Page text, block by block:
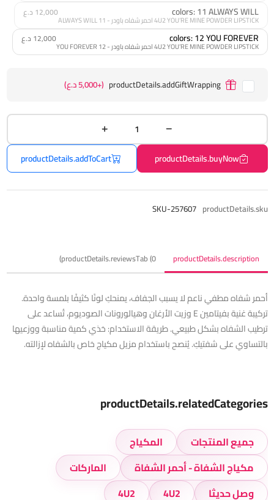
colors: 11 ALWAYS WILL
4U2 YOU’RE MINE POWDER LIPSTICK احمر شفاه باودر - 11 ALWAYS WILL
12,000 د.ع
colors: 12 YOU FOREVER
4U2 YOU’RE MINE POWDER LIPSTICK احمر شفاه باودر - 12 YOU FOREVER
12,000 د.ع
productDetails.addGiftWrapping (+5,000 د.ع)
productDetails.buyNow
productDetails.addToCart
productDetails.sku
SKU-257607
productDetails.description
productDetails.reviewsTab (0)
أحمر شفاه مطفي ناعم لا يسبب الجفاف، يمنحكِ لونًا كثيفًا بلمسة واحدة.
تركيبة غنية بفيتامين E وزيت الأرغان وهيالورونات الصوديوم، تُساعد على
ترطيب الشفاه بشكل طبيعي. طريقة الاستخدام: خذي كمية مناسبة ووزعيها
بالتساوي على شفتيكِ. يُنصح باستخدام مزيل مكياج خاص بالشفاه لإزالته.
productDetails.relatedCategories
جميع المنتجات
المكياج
مكياج الشفاة - أحمر الشفاة
الماركات
وصل حديثا
4U2
4U2